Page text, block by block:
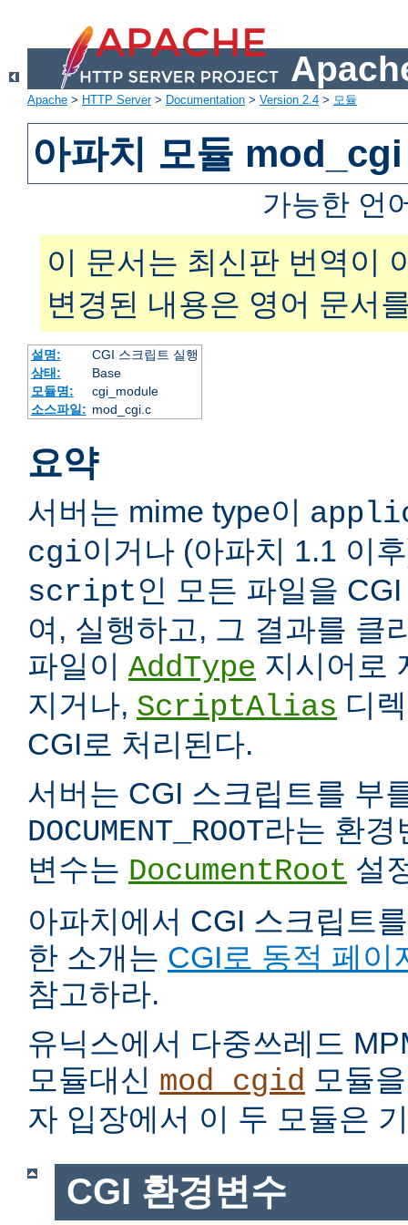
Apache > HTTP Server> Documentation > Version 2.4 > 모듈
아파치 모듈 mod_cgi
가능한 언
이 문서는 최신판 번역이
변경된 내용은 영어 문서
설명:
CGI 스크립트 실행
상태:
Base
모듈명:
cgi_module
소스파일: mod_cgi.c
요약
서버는 mime type이
cgi이거나 (아파치 1.1 이
script인 모든 파일을
여, 실행하고, 그 결과를 클
파일이 AddType 지시어로
지거나, ScriptAlias 디
CGI로 처리된다.
서버는 CGI 스크립트를 부
DOCUMENT_ROOT라는 환경
변수는 DocumentRoot 설
아파치에서 CGI 스크립트
한 소개는 CGI로 동적 페이
참고하라.
유닉스에서 다중쓰레드
모듈대신 mod_cgid 모듈
자 입장에서 이 두 모듈은
CGI 환경변수